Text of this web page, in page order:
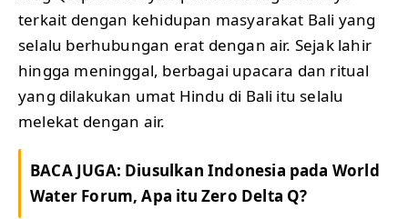
terkait dengan kehidupan masyarakat Bali yang
selalu berhubungan erat dengan air. Sejak lahir
hingga meninggal, berbagai upacara dan ritual
yang dilakukan umat Hindu di Bali itu selalu
melekat dengan air.
BACA JUGA: Diusulkan Indonesia pada World
Water Forum, Apa itu Zero Delta Q?